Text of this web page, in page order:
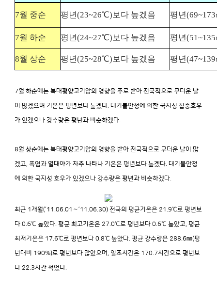
7월 중순 평년(23~26℃)보다 높겠음 평년
7월 하순 평년(24~27℃)보다 높겠음 평년
8월 상순 평년(25~28℃)보다 높겠음 평년
7월 하순에는 북태평양고기압의 영향을 주로 받아 전국적으로 무더운 날
이 많겠으며 기온은 평년보다 높겠다. 대기불안정에 의한 국지성 집중호우
가 있겠으나 강수량은 평년과 비슷하겠다.
8월 상순에는 북태평양고기압의 영향을 받아 전국적으로 무더운 날이 많
겠고, 폭염과 열대야가 자주 나타나 기온은 평년보다 높겠다. 대기불안정
에 의한 국지성 호우가 있겠으나 강수량은 평년과 비슷하겠다.
최근 1개월(‘11.06.01～’11.06.30) 전국의 평균기온은 21.9℃로 평년보
다 0.6℃ 높았다. 평균 최고기온은 27.0℃로 평년보다 0.6℃ 높았고, 평균
최저기온은 17.6℃로 평년보다 0.8℃ 높았다. 평균 강수량은 288.6㎜(평
년대비 190%)로 평년보다 많았으며, 일조시간은 170.7시간으로 평년보
다 22.3시간 적었다.